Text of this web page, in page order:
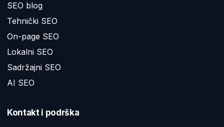
SEO blog
Tehnički SEO
On-page SEO
Lokalni SEO
Sadržajni SEO
AI SEO
Kontakt i podrška